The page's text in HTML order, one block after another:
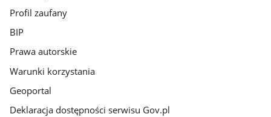
Profil zaufany
BIP
Prawa autorskie
Warunki korzystania
Geoportal
Deklaracja dostępności serwisu Gov.pl